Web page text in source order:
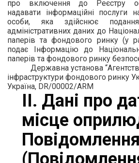
про включення до Реєстру
надавати інформаційні послуги
особи, яка здійснює
адміністративних даних до
паперів та фондового ринку (у
подає Інформацію до
паперів та фондового ринку
Державна установа
інфраструктури фондового ринку
Україна, DR/00002/ARM
ІІ. Дані про
місце
Повідомлення